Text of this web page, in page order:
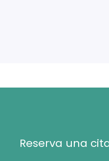
Reserva una